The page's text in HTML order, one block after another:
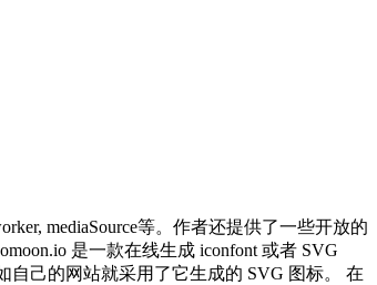
mediaSource等。作者还提供了一些开放的
是一款在线生成 iconfont 或者 SVG
自己的网站就采用了它生成的 SVG 图标。 在